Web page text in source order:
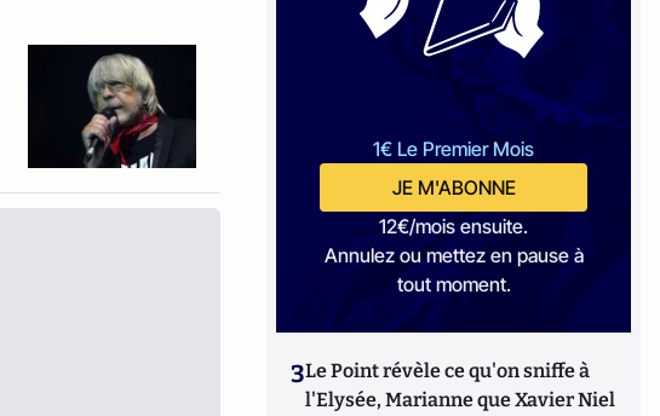
1€ Le Premier Mois
JE M'ABONNE
12€/mois ensuite.
Annulez ou mettez en pause à
tout moment.
3Le Point révèle ce qu'on sniffe à
l'Elysée, Marianne que Xavier Niel